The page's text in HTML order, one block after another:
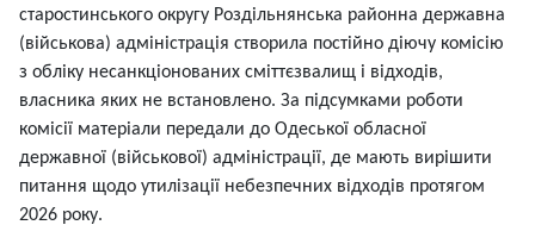
старостинського округу Роздільнянська районна державна
(військова) адміністрація створила постійно діючу комісію
з обліку несанкціонованих сміттєзвалищ і відходів,
власника яких не встановлено. За підсумками роботи
комісії матеріали передали до Одеської обласної
державної (військової) адміністрації, де мають вирішити
питання щодо утилізації небезпечних відходів протягом
2026 року.